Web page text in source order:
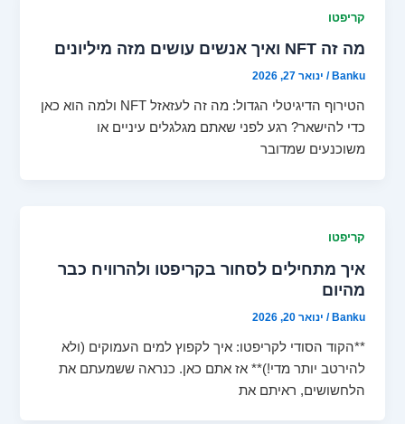
קריפטו
מה זה NFT ואיך אנשים עושים מזה מיליונים
Banku
/ ינואר 27, 2026
הטירוף הדיגיטלי הגדול: מה זה לעזאזל NFT ולמה הוא כאן
כדי להישאר? רגע לפני שאתם מגלגלים עיניים או
משוכנעים שמדובר
קריפטו
איך מתחילים לסחור בקריפטו ולהרוויח כבר
מהיום
Banku
/ ינואר 20, 2026
**הקוד הסודי לקריפטו: איך לקפוץ למים העמוקים (ולא
להירטב יותר מדי!)** אז אתם כאן. כנראה ששמעתם את
הלחשושים, ראיתם את